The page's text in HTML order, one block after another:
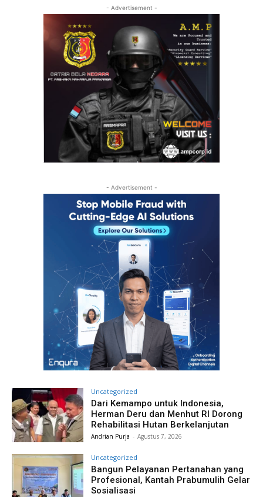
- Advertisement -
- Advertisement -
Uncategorized
Dari Kemampo untuk Indonesia,
Herman Deru dan Menhut RI Dorong
Rehabilitasi Hutan Berkelanjutan
Andrian Purja - Agustus 7, 2026
Uncategorized
Bangun Pelayanan Pertanahan yang
Profesional, Kantah Prabumulih Gelar
Sosialisasi